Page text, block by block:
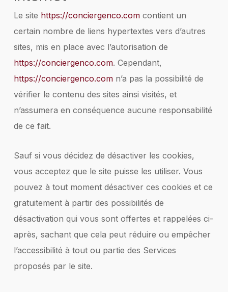
Le site https://conciergenco.comcontient un
certain nombre de liens hypertextes vers d’autres
sites, mis en place avec l’autorisation de
https://conciergenco.com. Cependant,
https://conciergenco.comn’a pas la possibilité de
vérifier le contenu des sites ainsi visités, et
n’assumera en conséquence aucune responsabilité
de ce fait.
Sauf si vous décidez de désactiver les cookies,
vous acceptez que le site puisse les utiliser. Vous
pouvez à tout moment désactiver ces cookies et ce
gratuitement à partir des possibilités de
désactivation qui vous sont offertes et rappelées ci-
après, sachant que cela peut réduire ou empêcher
l’accessibilité à tout ou partie des Services
proposés par le site.